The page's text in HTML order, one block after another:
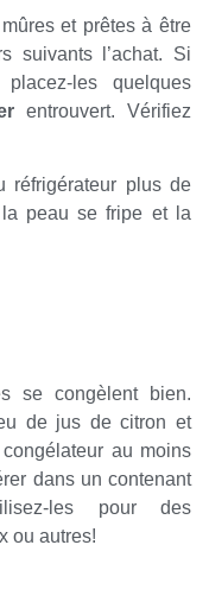
et prêtes à être
suivants l’achat. Si
les quelques
entrouvert. Vérifiez
réfrigérateur plus de
peau se fripe et la
se congèlent bien.
de jus de citron et
au moins
dans un contenant
les pour des
ou autres!